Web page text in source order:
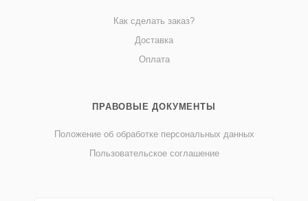
Как сделать заказ?
Доставка
Оплата
ПРАВОВЫЕ ДОКУМЕНТЫ
Положение об обработке персональных данных
Пользовательское соглашение